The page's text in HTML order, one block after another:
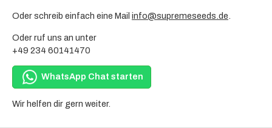
Oder schreib einfach eine Mail info@supremeseeds.de.
Oder ruf uns an unter
+49 234 60141470
WhatsApp Chat starten
Wir helfen dir gern weiter.